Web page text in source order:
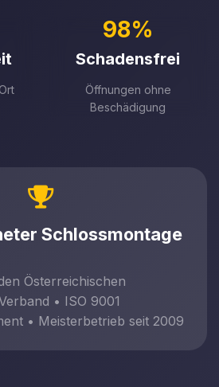
98%
Schadensfrei
Öffnungen ohne
Beschädigung
Schlossmontage
Österreichischen
• ISO 9001
• Meisterbetrieb seit 2009